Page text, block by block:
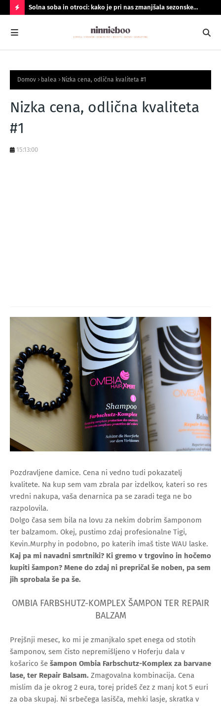
A
O
B
R
Solna soba in otroci: kako je pri nas zmanjšala sezonske
Domov balea Nizka cena, odlična kvaliteta #1
Nizka cena, odlična kvaliteta
#1
15:13:00
Pozdravljene damice. Cena ni vedno tudi pokazatelj
kvalitete. Na kup sem vam zbrala par izdelkov, kateri so res
vredni nakupa, vaša denarnica pa se zaradi tega ne bo
razpolovila.
Dolgo časa sem bila na lovu za nekim dobrim šamponom
ter balzamom. Okej, pustimo zdaj profesionalne Tigi,
Kevin.Murphy in podobno, po katerih imaš tiste WAU laske.
Kaj pa mi navadni smrtniki? Ki gremo v trgovino in hočemo
kupiti šampon? Mene do zdaj ni prepričal še noben, pa sem
jih sprobala še pa še.
OMBIA FARBSHUTZ-KOMPLEX ŠAMPON TER REPAIR
BALZAM
Prejšnji mesec, ko mi je zmanjkalo spet enega od stotih
šamponov, sem čisto nepremišljeno v Hoferju dala v
košarico še šampon Ombia Farbschutz-Komplex za barvane
lase, ter Repair Balsam. Zmagovalna kombinacija. Cena
mislim da je okrog 2 eura, torej prideš čez z manj kot 5 euri
za oba skupaj. Ni srbečega lasišča, mehki lasje, skratka v